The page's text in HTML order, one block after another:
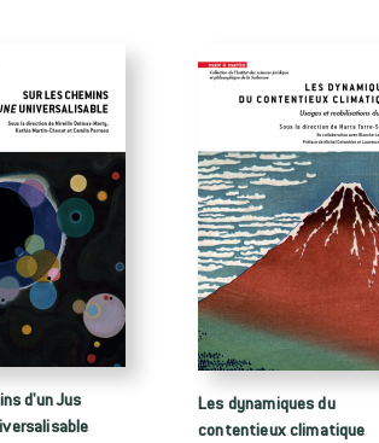
d'un Jus
Les dynamiques du
contentieux climatique